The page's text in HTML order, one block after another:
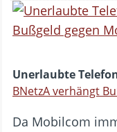
Unerlaubte
BNetzA verhängt
Da Mobilcom